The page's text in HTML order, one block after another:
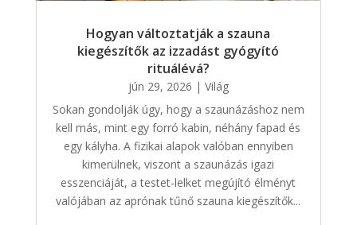
Hogyan változtatják a szauna
kiegészítők az izzadást gyógyító
rituálévá?
jún 29, 2026 | Világ
Sokan gondolják úgy, hogy a szaunázáshoz nem
kell más, mint egy forró kabin, néhány fapad és
egy kályha. A fizikai alapok valóban ennyiben
kimerülnek, viszont a szaunázás igazi
esszenciáját, a testet-lelket megújító élményt
valójában az aprónak tűnő szauna kiegészítők...